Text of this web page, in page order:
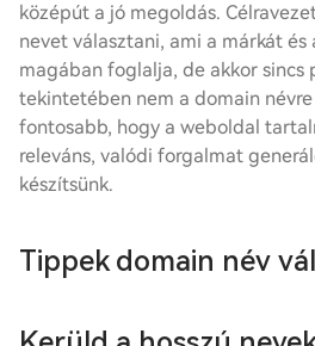
középút a jó megoldás.
nevet választani, ami a márkát és
magában foglalja, de akkor sincs
tekintetében nem a domain névre
fontosabb, hogy a weboldal
releváns, valódi forgalmat
készítsünk.
Tippek domain név